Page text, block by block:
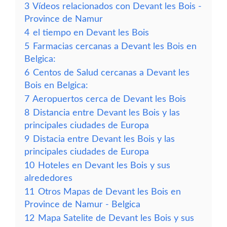
3 Vídeos relacionados con Devant les Bois -
Province de Namur
4 el tiempo en Devant les Bois
5 Farmacias cercanas a Devant les Bois en
Belgica:
6 Centos de Salud cercanas a Devant les
Bois en Belgica:
7 Aeropuertos cerca de Devant les Bois
8 Distancia entre Devant les Bois y las
principales ciudades de Europa
9 Distacia entre Devant les Bois y las
principales ciudades de Europa
10 Hoteles en Devant les Bois y sus
alrededores
11 Otros Mapas de Devant les Bois en
Province de Namur - Belgica
12 Mapa Satelite de Devant les Bois y sus